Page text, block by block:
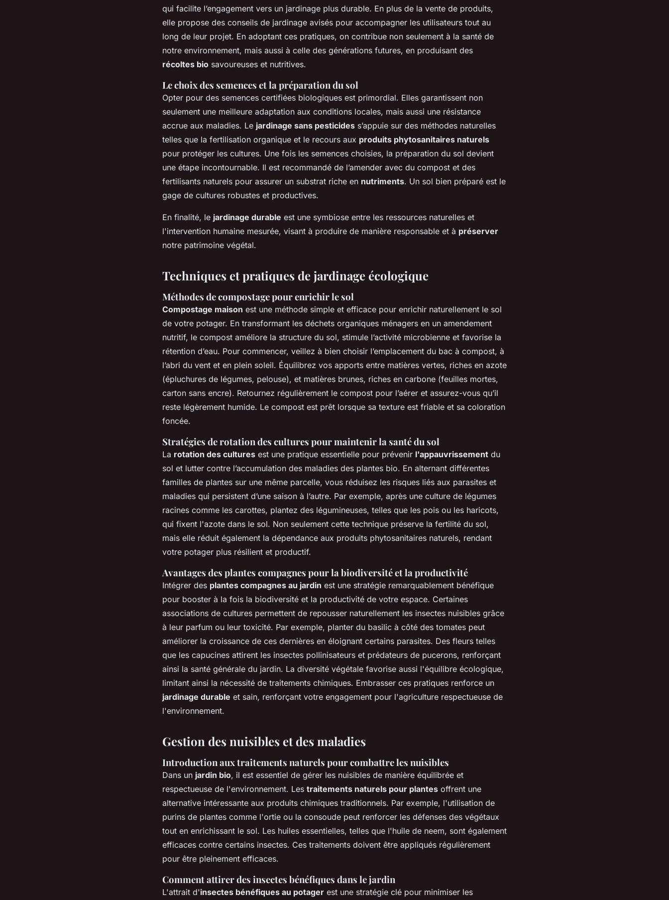
qui facilite l’engagement vers un jardinage plus durable. En plus de la vente de produits,
elle propose des conseils de jardinage avisés pour accompagner les utilisateurs tout au
long de leur projet. En adoptant ces pratiques, on contribue non seulement à la santé de
notre environnement, mais aussi à celle des générations futures, en produisant des
récoltes bio savoureuses et nutritives.
Le choix des semences et la préparation du sol
Opter pour des semences certifiées biologiques est primordial. Elles garantissent non
seulement une meilleure adaptation aux conditions locales, mais aussi une résistance
accrue aux maladies. Le jardinage sans pesticides s’appuie sur des méthodes naturelles
telles que la fertilisation organique et le recours aux produits phytosanitaires naturels
pour protéger les cultures. Une fois les semences choisies, la préparation du sol devient
une étape incontournable. Il est recommandé de l’amender avec du compost et des
fertilisants naturels pour assurer un substrat riche en nutriments. Un sol bien préparé est le
gage de cultures robustes et productives.
En finalité, le jardinage durable est une symbiose entre les ressources naturelles et
l'intervention humaine mesurée, visant à produire de manière responsable et à préserver
notre patrimoine végétal.
Techniques et pratiques de jardinage écologique
Méthodes de compostage pour enrichir le sol
Compostage maison est une méthode simple et efficace pour enrichir naturellement le sol
de votre potager. En transformant les déchets organiques ménagers en un amendement
nutritif, le compost améliore la structure du sol, stimule l’activité microbienne et favorise la
rétention d’eau. Pour commencer, veillez à bien choisir l’emplacement du bac à compost, à
l’abri du vent et en plein soleil. Équilibrez vos apports entre matières vertes, riches en azote
(épluchures de légumes, pelouse), et matières brunes, riches en carbone (feuilles mortes,
carton sans encre). Retournez régulièrement le compost pour l’aérer et assurez-vous qu’il
reste légèrement humide. Le compost est prêt lorsque sa texture est friable et sa coloration
foncée.
Stratégies de rotation des cultures pour maintenir la santé du sol
La rotation des cultures est une pratique essentielle pour prévenir l'appauvrissement du
sol et lutter contre l’accumulation des maladies des plantes bio. En alternant différentes
familles de plantes sur une même parcelle, vous réduisez les risques liés aux parasites et
maladies qui persistent d’une saison à l’autre. Par exemple, après une culture de légumes
racines comme les carottes, plantez des légumineuses, telles que les pois ou les haricots,
qui fixent l'azote dans le sol. Non seulement cette technique préserve la fertilité du sol,
mais elle réduit également la dépendance aux produits phytosanitaires naturels, rendant
votre potager plus résilient et productif.
Avantages des plantes compagnes pour la biodiversité et la productivité
Intégrer des plantes compagnes au jardin est une stratégie remarquablement bénéfique
pour booster à la fois la biodiversité et la productivité de votre espace. Certaines
associations de cultures permettent de repousser naturellement les insectes nuisibles grâce
à leur parfum ou leur toxicité. Par exemple, planter du basilic à côté des tomates peut
améliorer la croissance de ces dernières en éloignant certains parasites. Des fleurs telles
que les capucines attirent les insectes pollinisateurs et prédateurs de pucerons, renforçant
ainsi la santé générale du jardin. La diversité végétale favorise aussi l'équilibre écologique,
limitant ainsi la nécessité de traitements chimiques. Embrasser ces pratiques renforce un
jardinage durable et sain, renforçant votre engagement pour l'agriculture respectueuse de
l'environnement.
Gestion des nuisibles et des maladies
Introduction aux traitements naturels pour combattre les nuisibles
Dans un jardin bio, il est essentiel de gérer les nuisibles de manière équilibrée et
respectueuse de l'environnement. Les traitements naturels pour plantes offrent une
alternative intéressante aux produits chimiques traditionnels. Par exemple, l'utilisation de
purins de plantes comme l'ortie ou la consoude peut renforcer les défenses des végétaux
tout en enrichissant le sol. Les huiles essentielles, telles que l'huile de neem, sont également
efficaces contre certains insectes. Ces traitements doivent être appliqués régulièrement
pour être pleinement efficaces.
Comment attirer des insectes bénéfiques dans le jardin
L'attrait d'insectes bénéfiques au potager est une stratégie clé pour minimiser les